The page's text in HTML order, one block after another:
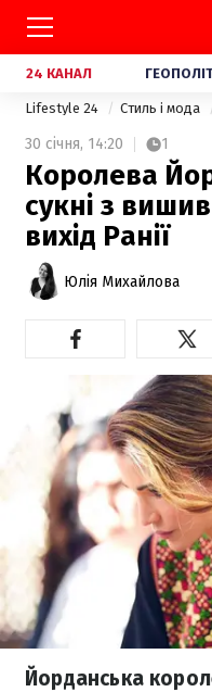
24 КАНАЛ
Lifestyle 24 Стиль і мода
30 січня, 14:20 1
Королева
сукні з
вихід Ранії
Юлія Михайлова
Йорданська